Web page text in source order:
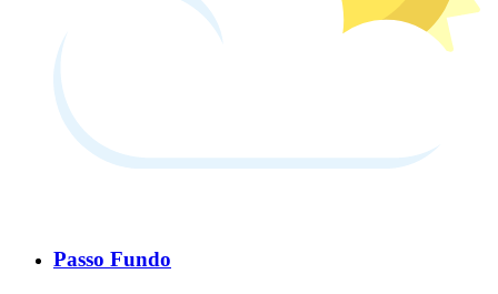
Passo Fundo